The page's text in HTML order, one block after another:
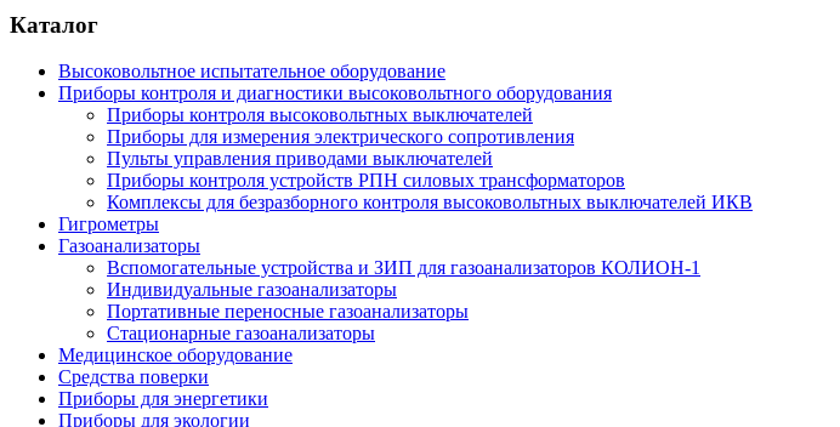
Каталог
Высоковольтное испытательное оборудование
Приборы контроля и диагностики высоковольтного оборудования
Приборы контроля высоковольтных выключателей
Приборы для измерения электрического сопротивления
Пульты управления приводами выключателей
Приборы контроля устройств РПН силовых трансформаторов
Комплексы для безразборного контроля высоковольтных выключателей ИКВ
Гигрометры
Газоанализаторы
Вспомогательные устройства и ЗИП для газоанализаторов КОЛИОН-1
Индивидуальные газоанализаторы
Портативные переносные газоанализаторы
Стационарные газоанализаторы
Медицинское оборудование
Средства поверки
Приборы для энергетики
Приборы для экологии